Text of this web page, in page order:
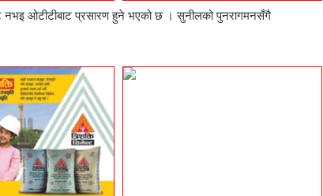
नभइ ओटीटीबाट प्रसारणहुने भएको छ । सुनीलको पुनरागमनसँगै